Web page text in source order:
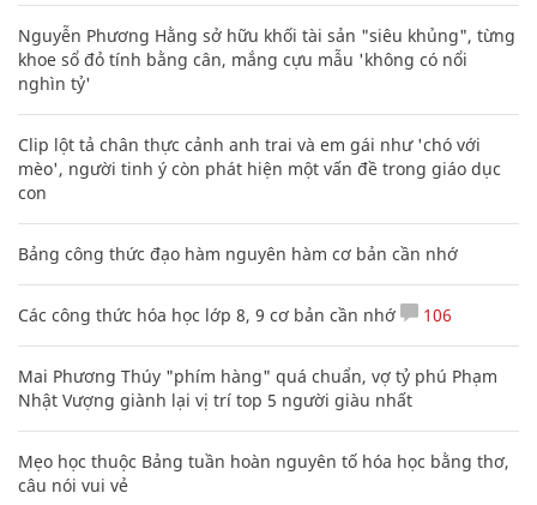
Nguyễn Phương Hằng sở hữu khối tài sản "siêu khủng", từng
khoe sổ đỏ tính bằng cân, mắng cựu mẫu 'không có nổi
nghìn tỷ'
Clip lột tả chân thực cảnh anh trai và em gái như 'chó với
mèo', người tinh ý còn phát hiện một vấn đề trong giáo dục
con
Bảng công thức đạo hàm nguyên hàm cơ bản cần nhớ
Các công thức hóa học lớp 8, 9 cơ bản cần nhớ 106
Mai Phương Thúy "phím hàng" quá chuẩn, vợ tỷ phú Phạm
Nhật Vượng giành lại vị trí top 5 người giàu nhất
Mẹo học thuộc Bảng tuần hoàn nguyên tố hóa học bằng thơ,
câu nói vui vẻ